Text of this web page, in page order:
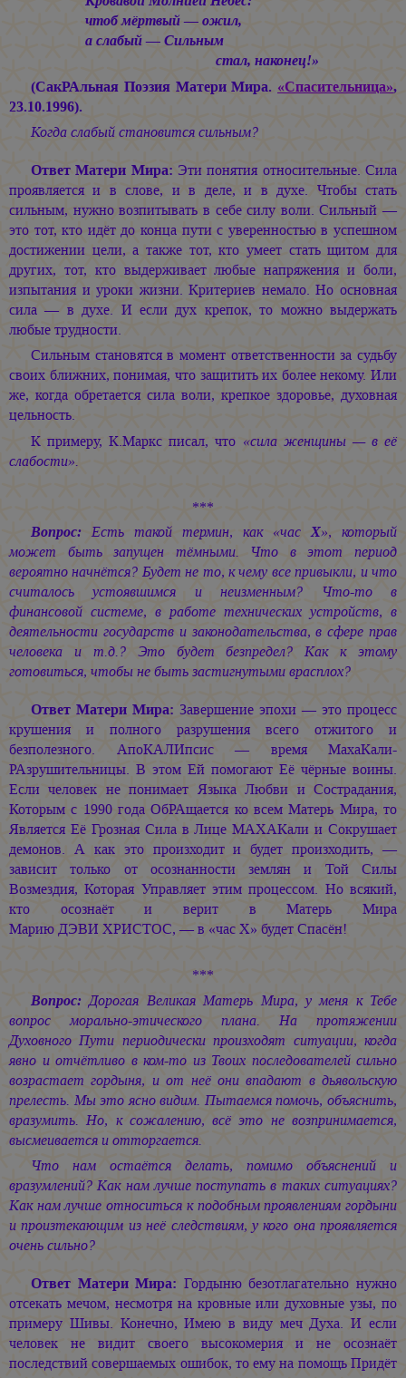
чтоб мёртвый — ожил,
а слабый — Сильным
стал, наконец!»
(СакРАльная Поэзия Матери Мира. «Спасительница»,
23.10.1996).
Когда слабый становится сильным?
Ответ Матери Мира: Эти понятия относительные. Сила
проявляется и в слове, и в деле, и в духе. Чтобы стать
сильным, нужно возпитывать в себе силу воли. Сильный —
это тот, кто идёт до конца пути с уверенностью в успешном
достижении цели, а также тот, кто умеет стать щитом для
других, тот, кто выдерживает любые напряжения и боли,
изпытания и уроки жизни. Критериев немало. Но основная
сила — в духе. И если дух крепок, то можно выдержать
любые трудности.
Сильным становятся в момент ответственности за судьбу
своих ближних, понимая, что защитить их более некому. Или
же, когда обретается сила воли, крепкое здоровье, духовная
цельность.
К примеру, К.Маркс писал, что «сила женщины — в её
слабости».
***
Вопрос: Есть такой термин, как «часX», который
может быть запущен тёмными. Что в этот период
вероятно начнётся? Будет не то, к чему все привыкли, и что
считалось устоявшимся и неизменным? Что-то в
финансовой системе, в работе технических устройств, в
деятельности государств и законодательства, в сфере прав
человека и т.д.? Это будет безпредел? Как к этому
готовиться, чтобы не быть застигнутыми врасплох?
Ответ Матери Мира: Завершение эпохи — это процесс
крушения и полного разрушения всего отжитого и
безполезного. АпоКАЛИпсис — время МахаКали-
РАзрушительницы. В этом Ей помогают Её чёрные воины.
Если человек не понимает Языка Любви и Сострадания,
Которым с 1990 года ОбРАщается ко всем Матерь Мира, то
Является Её Грозная Сила в Лице МАХАКали и Сокрушает
демонов. А как это произходит и будет произходить, —
зависит только от осознанности землян и Той Силы
Возмездия, Которая Управляет этим процессом. Но всякий,
кто осознаёт и верит в Матерь Мира
Марию ДЭВИ ХРИСТОС, —в «час Х» будет Спасён!
***
Вопрос: Дорогая Великая Матерь Мира, у меня к Тебе
вопрос морально-этического плана. На протяжении
Духовного Пути периодически произходят ситуации, когда
явно и отчётливо в ком-то из Твоих последователей сильно
возрастает гордыня, и от неё они впадают в дьявольскую
прелесть. Мы это ясно видим. Пытаемся помочь, объяснить,
вразумить. Но, к сожалению, всё это не возпринимается,
высмеивается и отторгается.
Что нам остаётся делать, помимо объяснений и
вразумлений? Как нам лучше поступать в таких ситуациях?
Как нам лучше относиться к подобным проявлениям гордыни
и произтекающим из неё следствиям, у кого она проявляется
очень сильно?
Ответ Матери Мира: Гордыню безотлагательно нужно
отсекать мечом, несмотря на кровные или духовные узы, по
примеру Шивы. Конечно, Имею в виду меч Духа. И если
человек не видит своего высокомерия и не осознаёт
последствий совершаемых ошибок, то ему на помощь Придёт